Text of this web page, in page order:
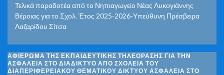
Τελικά παραδοτέα από το Νηπιαγωγείο Νέας Λυκογιάννης
Βέροιας για το Σχολ. Έτος 2025-2026-Υπεύθυνη Πρέσβειρα
Λαζαρίδου Σίτσα
ΑΦΙΈΡΩΜΑ ΤΗΣ ΕΚΠΑΙΔΕΥΤΙΚΉΣ ΤΗΛΕΌΡΑΣΗΣ ΓΙΑ ΤΗΝ
ΑΣΦΆΛΕΙΑ ΣΤΟ ΔΙΑΔΊΚΤΥΟ ΑΠΌ ΣΧΟΛΕΊΑ ΤΟΥ
ΔΙΑΠΕΡΙΦΕΡΕΙΑΚΟΎ ΘΕΜΑΤΙΚΟΎ ΔΙΚΤΎΟΥ ΑΣΦΆΛΕΙΑ ΣΤΟ